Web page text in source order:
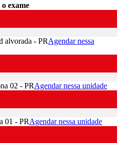
exame
alvorada - PRAgendar nessa
02 - PRAgendar nessa unidade
01 - PRAgendar nessa unidade